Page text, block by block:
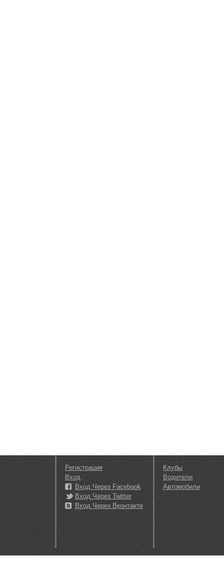
Регистрация
Вход
Вход Через Facebook
Вход Через Twitter
Вход Через Вконтакте
Клубы
Водители
Автомобили